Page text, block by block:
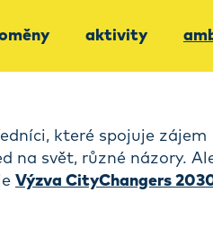
aktivity
které spojuje zájem
na svět, různé názory.
Výzva CityChangers